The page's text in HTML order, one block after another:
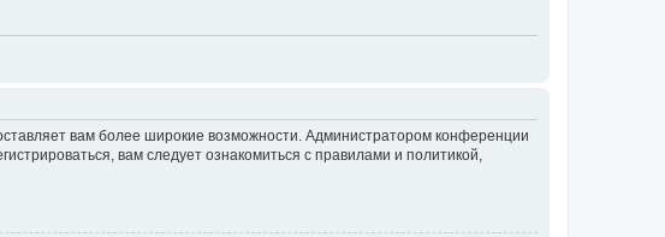
вам более широкие возможности. Администратором конференции
вам следует ознакомиться с правилами и политикой,